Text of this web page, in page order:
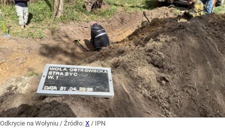
Odkrycie na Wołyniu / Źródło: X / IPN